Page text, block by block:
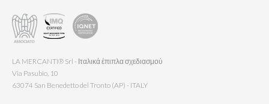
LA MERCANTI® Srl - Ιταλικά έπιπλα σχεδιασμού
Via Pasubio, 10
63074 San Benedetto del Tronto (AP) - ITALY